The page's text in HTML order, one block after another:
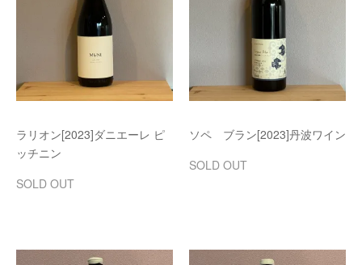
ラリオン[2023]ダニエーレ ピ
ッチニン
SOLD OUT
ソペ ブラン[2023]丹波ワイン
SOLD OUT